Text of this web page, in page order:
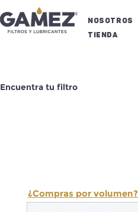
NOSOTROS
Tienda
Encuentra tu filtro
¿Compras por volumen?